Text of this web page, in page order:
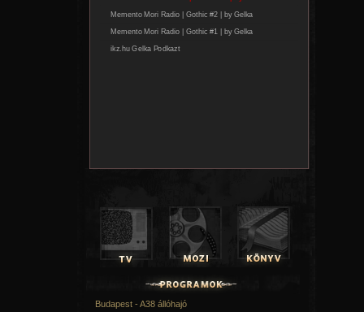
Budapest - A38 állóhajó